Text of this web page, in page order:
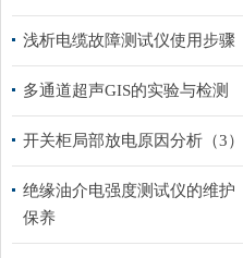
浅析电缆故障测试仪使用步骤
多通道超声GIS的实验与检测
开关柜局部放电原因分析（3）
绝缘油介电强度测试仪的维护
保养